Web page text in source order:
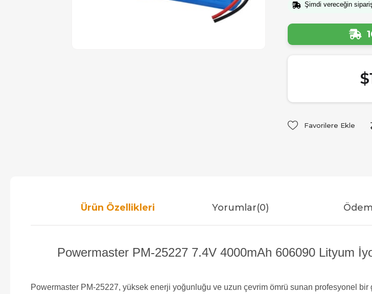
Şimdi vereceğin
Favorilere Ekle
Ürün Özellikleri Yorumlar(0)
Powermaster PM-25227 7.4V 4000mAh 606090 Lityum
Powermaster PM-25227, yüksek enerji yoğunluğu ve uzun çevrim ömrü sunan profesyonel